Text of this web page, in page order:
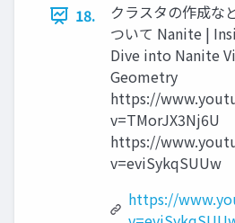
18.
クラスタの作成な
ついて Nanite |
Dive into Nanite
Geometry
https://
v=TMorJX3Nj6U
https://
v=eviSykqSUUw
https://